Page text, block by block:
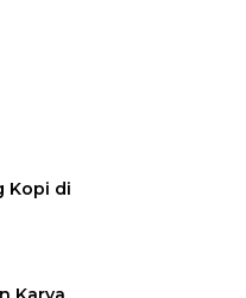
Kopi di